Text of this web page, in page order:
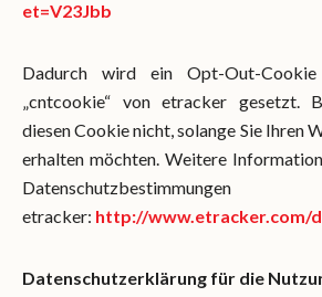
et=V23Jbb
Dadurch wird ein Opt-Out-
„cntcookie“ von etracker gesetzt.
diesen Cookie nicht, solange Sie Ihren
erhalten möchten. Weitere
etracker: http://www.etracker.com/
Datenschutzerklärung für die